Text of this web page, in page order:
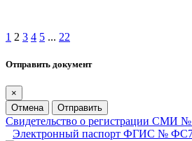
1 2 3 4 5 ... 22
Отправить документ
×
Отмена
Отправить
Свидетельство о регистрации СМИ
Электронный паспорт ФГИС №